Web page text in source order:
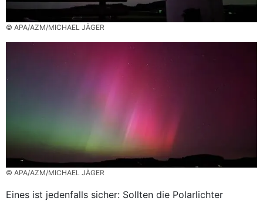
© APA/AZM/MICHAEL JÄGER
© APA/AZM/MICHAEL JÄGER
Eines ist jedenfalls sicher: Sollten die Polarlichter